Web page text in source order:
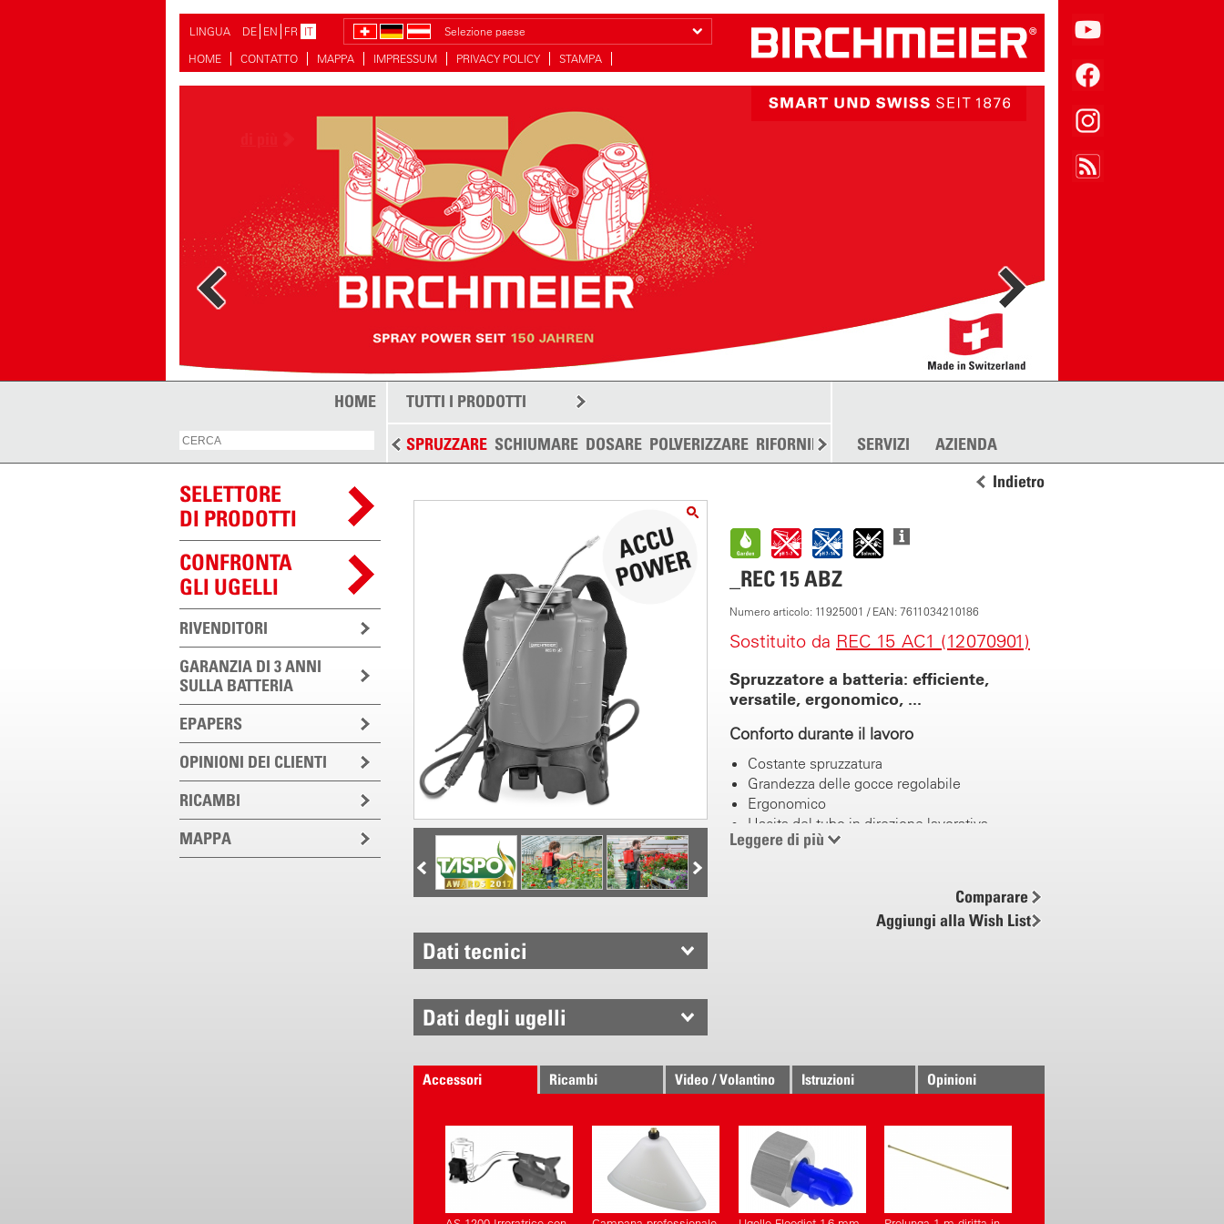
LINGUA DE EN FR IT
Selezione paese
HOME
CONTATTO MAPPA IMPRESSUM PRIVACY POLICY STAMPA
HOME TUTTI I PRODOTTI
SPRUZZARE SCHIUMARE DOSARE POLVERIZZARE RIFORNIRE SPARGERE ALTRO
SERVIZI AZIENDA
SELETTORE
DI PRODOTTI
CONFRONTA
GLI UGELLI
RIVENDITORI
GARANZIA DI 3 ANNI
SULLA BATTERIA
EPAPERS
OPINIONI DEI CLIENTI
RICAMBI
MAPPA
Indietro
_REC 15 ABZ
Numero articolo: 11925001 / EAN: 7611034210186
Sostituito da REC 15 AC1 (12070901)
Spruzzatore a batteria: efficiente,
versatile, ergonomico, ...
Conforto durante il lavoro
Costante spruzzatura
Grandezza delle gocce regolabile
Ergonomico
Uscita del tubo in direzione lavorativa
Bretelle a sistema veloce
Assistito elettronicamente
Tecnica Birchmeier
Pompa robusta
Uscita del recipiente ad aspirazione
Bretelle a sistema click
Ugello regolabile in ottone
Sistema avvitabile
Leggere di più
Comparare
Aggiungi alla Wish List
Dati tecnici
Dati degli ugelli
Accessori Ricambi Video / Volantino Istruzioni Opinioni